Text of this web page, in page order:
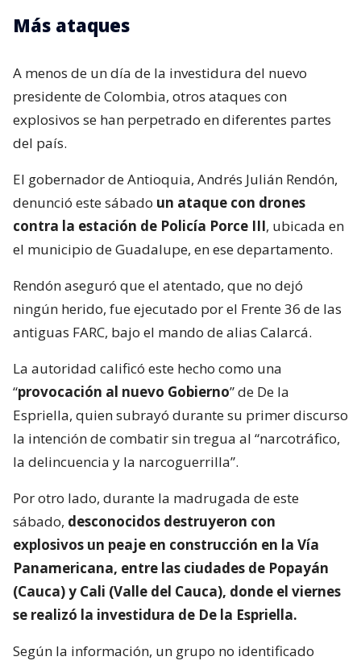
Más ataques
A menos de un día de la investidura del nuevo
presidente de Colombia, otros ataques con
explosivos se han perpetrado en diferentes partes
del país.
El gobernador de Antioquia, Andrés Julián Rendón,
denunció este sábado un ataque con drones
contra la estación de Policía Porce III, ubicada en
el municipio de Guadalupe, en ese departamento.
Rendón aseguró que el atentado, que no dejó
ningún herido, fue ejecutado por el Frente 36 de las
antiguas FARC, bajo el mando de alias Calarcá.
La autoridad calificó este hecho como una
“provocación al nuevo Gobierno” de De la
Espriella, quien subrayó durante su primer discurso
la intención de combatir sin tregua al “narcotráfico,
la delincuencia y la narcoguerrilla”.
Por otro lado, durante la madrugada de este
sábado, desconocidos destruyeron con
explosivos un peaje en construcción en la Vía
Panamericana, entre las ciudades de Popayán
(Cauca) y Cali (Valle del Cauca), donde el viernes
se realizó la investidura de De la Espriella.
Según la información, un grupo no identificado